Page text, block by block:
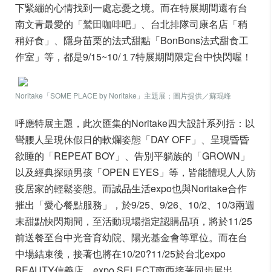
下緊繃的心情找到一處忘憂之境。而在特展期間還有台
南文青最愛的「鷲田咖啡吧」、台北排隊司康名店「稍
稍好食」、隱身苗栗的法式甜點「BonBons法式甜食工
作室」等，都是9/15~10/１7特展期間限定台中快閃喔！
Noritake「SOME PLACE by Noritake」主題展；圖片提供／蘇琨峰
呼應特展主題，此次匯集的Noritake四大設計系列括：以
彎腰人呈現休假日的軟爛姿態「DAY OFF」、呈現昏昏
欲睡的「REPEAT BOY」、告別平躺族的「GROWN」
以及經典探頭男孩「OPEN EYES」等，皆能體現人人防
疫居家的輕鬆姿態。而誠品生活expo也與Noritake合作
摧出「愛心餐點服務」，於9/25、9/26、10/2、10/3兩週
末甜點快閃期間，至活動現場指定認購品項，將於11/25
前送餐至台中光音育幼院、陽光基金會等單位。而在台
中場結束後，接著也將在10/20?11/25於台北expo